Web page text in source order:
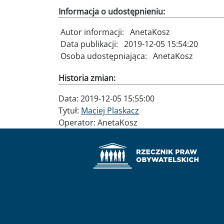
Informacja o udostępnieniu:
Autor informacji: AnetaKosz
Data publikacji: 2019-12-05 15:54:20
Osoba udostępniająca: AnetaKosz
Historia zmian:
Data: 2019-12-05 15:55:00
Tytuł: Maciej Plaskacz
Operator: AnetaKosz